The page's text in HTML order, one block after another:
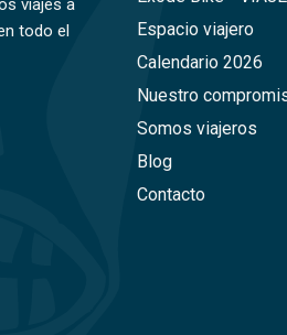
todo el
Espacio viajero
Calendario 2026
Nuestro
Somos viajeros
Blog
Contacto